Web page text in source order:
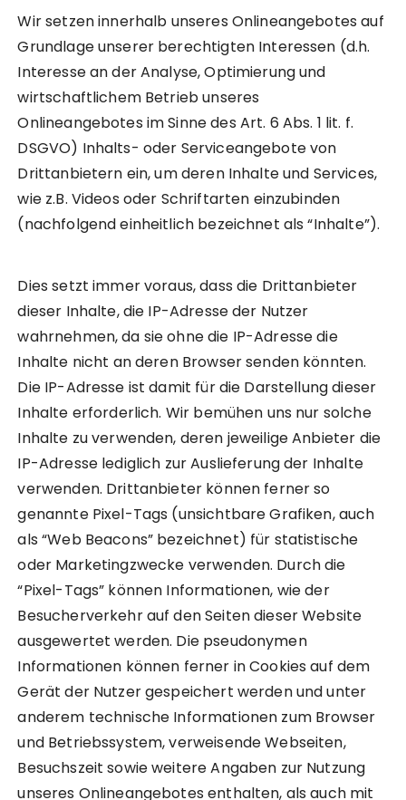
Wir setzen innerhalb unseres Onlineangebotes auf
Grundlage unserer berechtigten Interessen (d.h.
Interesse an der Analyse, Optimierung und
wirtschaftlichem Betrieb unseres
Onlineangebotes im Sinne des Art. 6 Abs. 1 lit. f.
DSGVO) Inhalts- oder Serviceangebote von
Drittanbietern ein, um deren Inhalte und Services,
wie z.B. Videos oder Schriftarten einzubinden
(nachfolgend einheitlich bezeichnet als “Inhalte”).
Dies setzt immer voraus, dass die Drittanbieter
dieser Inhalte, die IP-Adresse der Nutzer
wahrnehmen, da sie ohne die IP-Adresse die
Inhalte nicht an deren Browser senden könnten.
Die IP-Adresse ist damit für die Darstellung dieser
Inhalte erforderlich. Wir bemühen uns nur solche
Inhalte zu verwenden, deren jeweilige Anbieter die
IP-Adresse lediglich zur Auslieferung der Inhalte
verwenden. Drittanbieter können ferner so
genannte Pixel-Tags (unsichtbare Grafiken, auch
als “Web Beacons” bezeichnet) für statistische
oder Marketingzwecke verwenden. Durch die
“Pixel-Tags” können Informationen, wie der
Besucherverkehr auf den Seiten dieser Website
ausgewertet werden. Die pseudonymen
Informationen können ferner in Cookies auf dem
Gerät der Nutzer gespeichert werden und unter
anderem technische Informationen zum Browser
und Betriebssystem, verweisende Webseiten,
Besuchszeit sowie weitere Angaben zur Nutzung
unseres Onlineangebotes enthalten, als auch mit